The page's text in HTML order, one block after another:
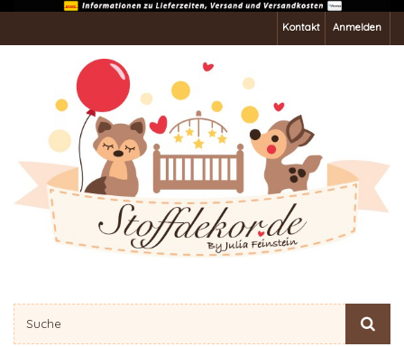
Anmelden
Kontakt